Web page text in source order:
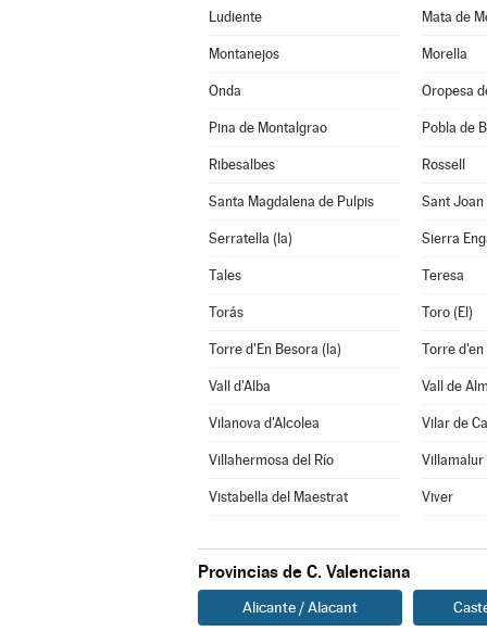
Ludiente Mata de
Montanejos Morella
Onda Oropesa
Pina de Montalgrao Pobla de
Ribesalbes Rossell
Santa Magdalena de Pulpis Sant Joan
Serratella (la) Sierra
Tales Teresa
Torás Toro (El)
Torre d'En Besora (la) Torre d'en
Vall d'Alba Vall de
Vilanova d'Alcolea Vilar de
Villahermosa del Río Villamalur
Vistabella del Maestrat Viver
Provincias de C. Valenciana
Alicante / Alacant